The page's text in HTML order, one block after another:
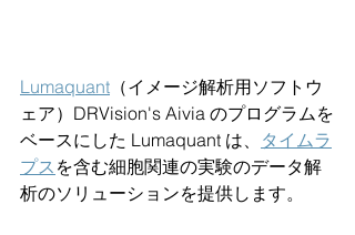
Lumaquant （イメージ解析用ソフトウ
ェア）DRVision's Aivia のプログラムを
ベースにした Lumaquant は、 タイムラ
プス を含む細胞関連の実験のデータ解
析のソリューションを提供します。